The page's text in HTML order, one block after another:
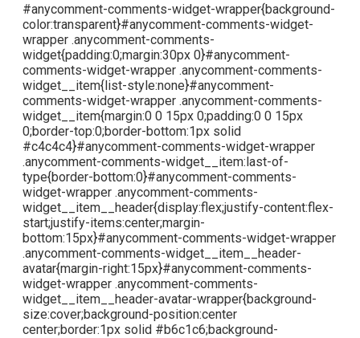
#anycomment-comments-widget-wrapper{background-
color:transparent}#anycomment-comments-widget-
wrapper .anycomment-comments-
widget{padding:0;margin:30px 0}#anycomment-
comments-widget-wrapper .anycomment-comments-
widget__item{list-style:none}#anycomment-
comments-widget-wrapper .anycomment-comments-
widget__item{margin:0 0 15px 0;padding:0 0 15px
0;border-top:0;border-bottom:1px solid
#c4c4c4}#anycomment-comments-widget-wrapper
.anycomment-comments-widget__item:last-of-
type{border-bottom:0}#anycomment-comments-
widget-wrapper .anycomment-comments-
widget__item__header{display:flex;justify-content:flex-
start;justify-items:center;margin-
bottom:15px}#anycomment-comments-widget-wrapper
.anycomment-comments-widget__item__header-
avatar{margin-right:15px}#anycomment-comments-
widget-wrapper .anycomment-comments-
widget__item__header-avatar-wrapper{background-
size:cover;background-position:center
center;border:1px solid #b6c1c6;background-